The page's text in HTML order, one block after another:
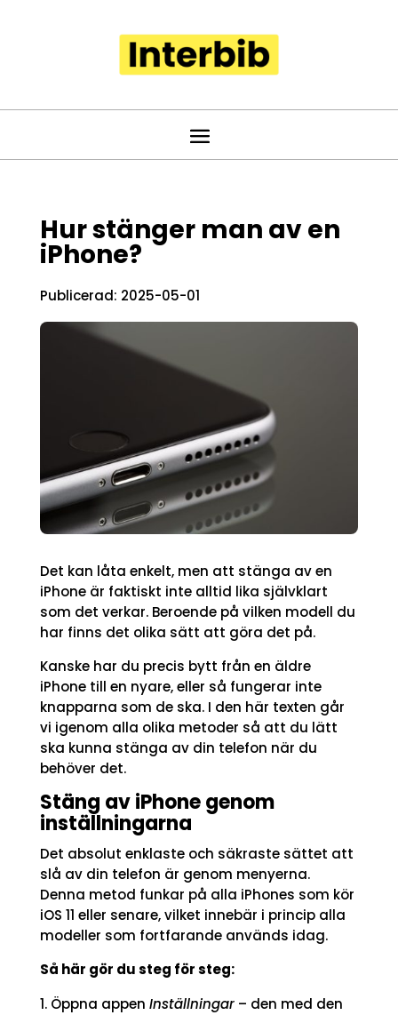
Hur stänger man av en
iPhone?
Publicerad: 2025-05-01
Det kan låta enkelt, men att stänga av en
iPhone är faktiskt inte alltid lika självklart
som det verkar. Beroende på vilken modell du
har finns det olika sätt att göra det på.
Kanske har du precis bytt från en äldre
iPhone till en nyare, eller så fungerar inte
knapparna som de ska. I den här texten går
vi igenom alla olika metoder så att du lätt
ska kunna stänga av din telefon när du
behöver det.
Stäng av iPhone genom
inställningarna
Det absolut enklaste och säkraste sättet att
slå av din telefon är genom menyerna.
Denna metod funkar på alla iPhones som kör
iOS 11 eller senare, vilket innebär i princip alla
modeller som fortfarande används idag.
Så här gör du steg för steg:
Öppna appen Inställningar– den med den